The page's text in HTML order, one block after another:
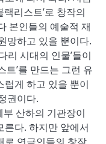
리스트’로 창작의
본인들의 예술적 재
망하고 있을 뿐이다.
리 시대의 인물’들이
트’를 만드는 그런 유
럽게 하고 있을 뿐이
권이다.
부 산하의 기관장이
른다. 하지만 앞에서